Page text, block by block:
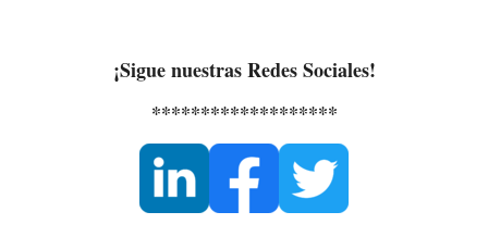
¡Sigue nuestras Redes Sociales!
*******************